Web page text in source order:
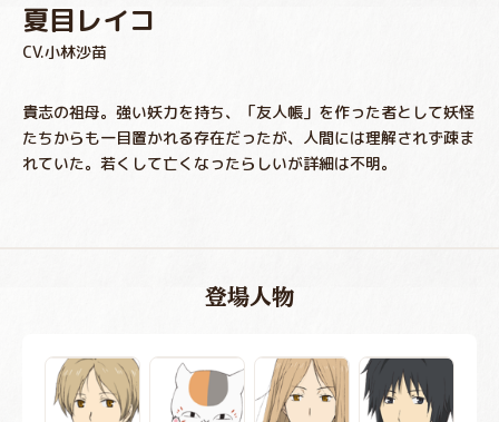
夏目レイコ
CV.小林沙苗
貴志の祖母。強い妖力を持ち、「友人帳」を作った者として妖怪
たちからも一目置かれる存在だったが、人間には理解されず疎ま
れていた。若くして亡くなったらしいが詳細は不明。
登場人物